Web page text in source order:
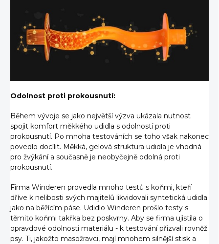
Odolnost proti prokousnutí:
Během vývoje se jako největší výzva ukázala nutnost
spojit komfort měkkého udidla s odolností proti
prokousnutí. Po mnoha testováních se toho však nakonec
povedlo docílit. Měkká, gelová struktura udidla je vhodná
pro žvýkání a současně je neobyčejně odolná proti
prokousnutí.
Firma Winderen provedla mnoho testů s koňmi, kteří
dříve k nelibosti svých majitelů likvidovali syntetická udidla
jako na běžícím páse. Udidlo Winderen prošlo testy s
těmito koňmi takřka bez poskvrny. Aby se firma ujistila o
opravdové odolnosti materiálu - k testování přizvali rovněž
psy. Ti, jakožto masožravci, mají mnohem silnější stisk a